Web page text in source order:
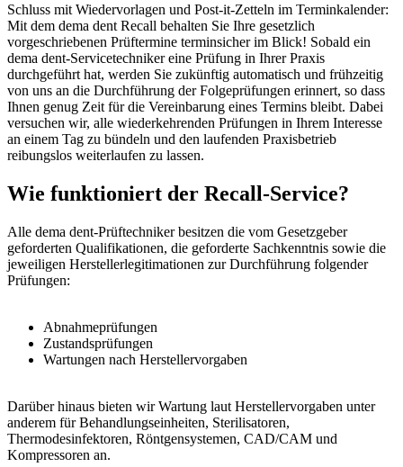
Schluss mit Wiedervorlagen und Post-it-Zetteln im Terminkalender:
Mit dem dema dent Recall behalten Sie Ihre gesetzlich
vorgeschriebenen Prüftermine terminsicher im Blick! Sobald ein
dema dent-Servicetechniker eine Prüfung in Ihrer Praxis
durchgeführt hat, werden Sie zukünftig automatisch und frühzeitig
von uns an die Durchführung der Folgeprüfungen erinnert, so dass
Ihnen genug Zeit für die Vereinbarung eines Termins bleibt. Dabei
versuchen wir, alle wiederkehrenden Prüfungen in Ihrem Interesse
an einem Tag zu bündeln und den laufenden Praxisbetrieb
reibungslos weiterlaufen zu lassen.
Wie funktioniert der Recall-Service?
Alle dema dent-Prüftechniker besitzen die vom Gesetzgeber
geforderten Qualifikationen, die geforderte Sachkenntnis sowie die
jeweiligen Herstellerlegitimationen zur Durchführung folgender
Prüfungen:
Abnahmeprüfungen
Zustandsprüfungen
Wartungen nach Herstellervorgaben
Darüber hinaus bieten wir Wartung laut Herstellervorgaben unter
anderem für Behandlungseinheiten, Sterilisatoren,
Thermodesinfektoren, Röntgensystemen, CAD/CAM und
Kompressoren an.